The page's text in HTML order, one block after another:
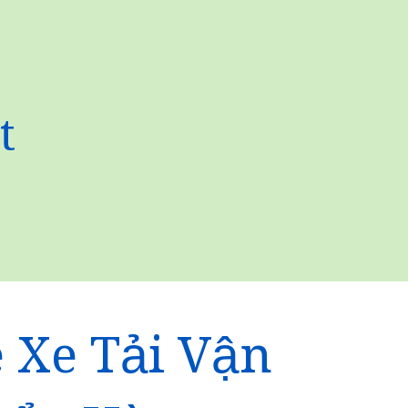
Xe Tải Vận